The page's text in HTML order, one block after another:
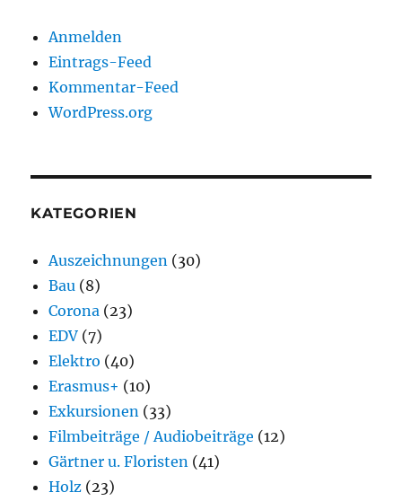
Anmelden
Eintrags-Feed
Kommentar-Feed
WordPress.org
KATEGORIEN
Auszeichnungen (30)
Bau (8)
Corona (23)
EDV (7)
Elektro (40)
Erasmus+ (10)
Exkursionen (33)
Filmbeiträge / Audiobeiträge (12)
Gärtner u. Floristen (41)
Holz (23)